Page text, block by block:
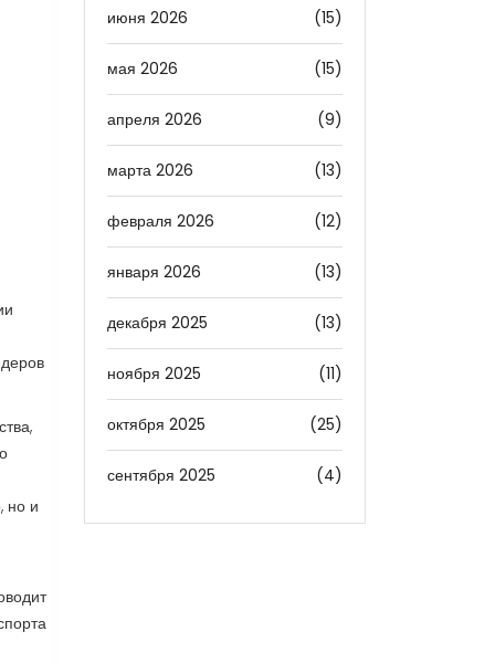
но и
июня 2026 (15)
мая 2026 (15)
апреля 2026 (9)
марта 2026 (13)
февраля 2026 (12)
января 2026 (13)
декабря 2025 (13)
ноября 2025 (11)
октября 2025 (25)
сентября 2025 (4)